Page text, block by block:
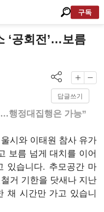
구독
‘공회전’…보름
답글쓰기
행정대집행은 가능”
시와 이태원 참사 유가
보름 넘게 대치를 이어
있습니다. 추모공간 마
거 기한을 닷새나 지난
채 시간만 가고 있습니